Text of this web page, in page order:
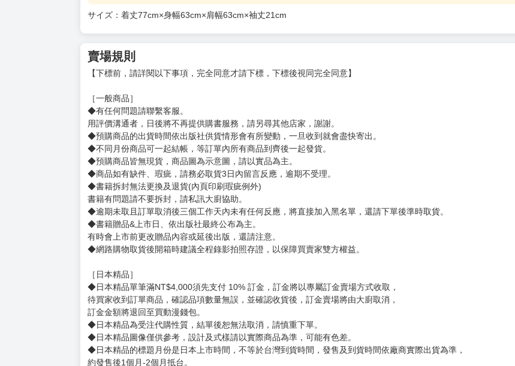
サイズ：着丈77cm×身幅63cm×肩幅63cm×袖丈21cm
賣場規則
【下標前，請詳閱以下事項，完全同意才請下標，下標後視同完全同意】
［一般商品］
◆有任何問題請聯繫客服。
用評價溝通者，日後將不再提供購書服務，請另尋其他店家，謝謝。
◆預購商品的出貨時間依出版社供貨情形會有所變動，一旦收到就會盡快寄出。
◆不同月份商品可一起結帳，等訂單內所有商品到齊後一起發貨。
◆預購商品皆無現貨，商品圖為示意圖，請以實品為主。
◆商品如有缺件、瑕疵，請務必取貨3日內留言反應，逾期不受理。
◆書籍拆封無法更換及退貨(內頁印刷瑕疵例外)
書籍有問題請不要拆封，請私訊大廚協助。
◆逾期未取且訂單取消後三個工作天內未有任何反應，將直接加入黑名單，還請下單後準時取貨。
◆書籍贈品&上市日、依出版社最終公布為主。
有時會上市前更改贈品內容或延後出版，還請注意。
◆網路購物取貨後開箱時建議全程錄影拍照存證，以保障買賣家雙方權益。
［日本精品］
◆日本精品單筆滿NT$4,000須先支付 10% 訂金，訂金將以專屬訂金賣場方式收取，
待買家收到訂單商品，確認品項數量無誤，並確認收貨後，訂金賣場將由大廚取消，
訂金金額將退回至買動漫錢包。
◆日本精品為受注代購性質，結單後恕無法取消，請慎重下單。
◆日本精品圖像僅供參考，設計及式樣請以實際商品為準，可能有色差。
◆日本精品的標題月份是日本上市時間，不等於台灣到貨時間，發售及到貨時間依廠商實際出貨為準，
約發售後1個月-2個月抵台。